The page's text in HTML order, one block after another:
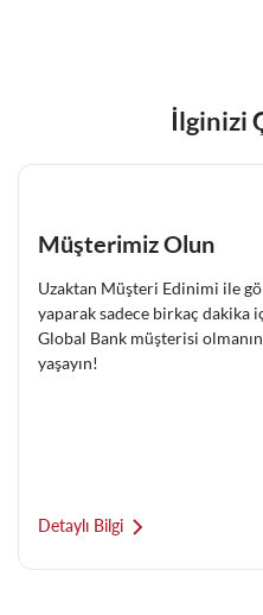
İlginizi
Müşterimiz Olun
Uzaktan Müşteri Edinimi ile
yaparak sadece birkaç dakika
Global Bank müşterisi olmanın
yaşayın!
Detaylı Bilgi